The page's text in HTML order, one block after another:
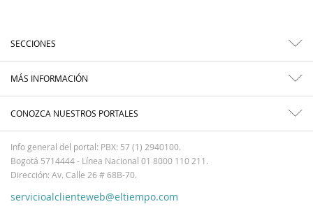
SECCIONES
MÁS INFORMACIÓN
CONOZCA NUESTROS PORTALES
Info general del portal: PBX: 57 (1) 2940100.
Bogotá 5714444 - Línea Nacional 01 8000 110 211.
Dirección: Av. Calle 26 # 68B-70.
servicioalclienteweb@eltiempo.com